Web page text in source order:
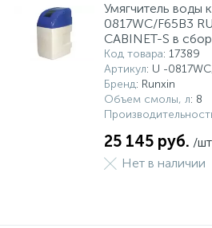
Умягчитель воды
0817WC/F65B3
CABINET-S в
Код товара: 17389
Артикул: U -
Бренд: Runxin
Объем смолы, л: 8
25 145 руб. /шт
Нет в наличии